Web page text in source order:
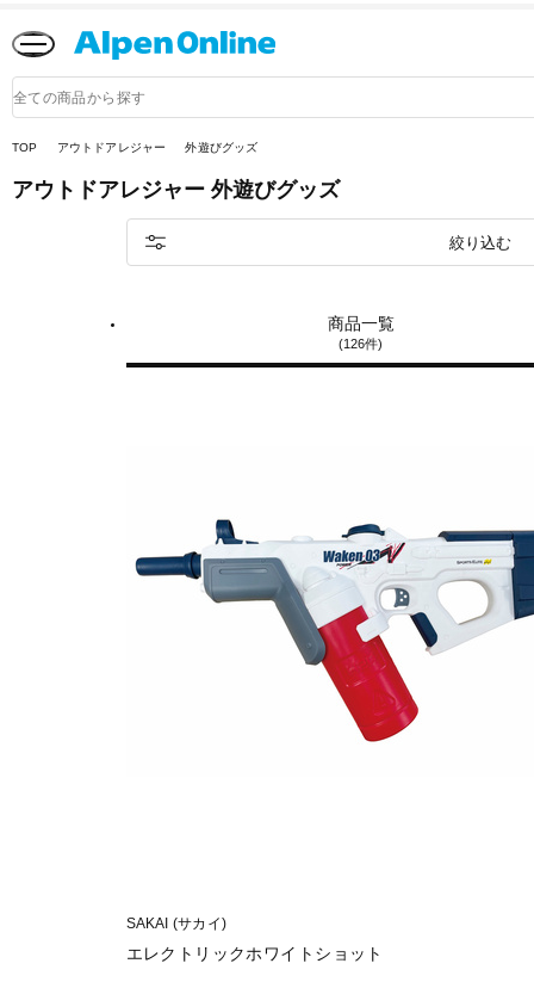
品
検
TOP
アウトドアレジャー 外遊びグッズ
アウトドアレジャー 外遊びグッズ
商品一覧
(126件)
絞り込む
SAKAI (サカイ)
エレクトリックホワイトショット